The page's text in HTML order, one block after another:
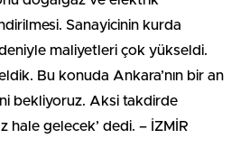
Sanayicinin kurda
maliyetleri çok yükseldi.
Bu konuda Ankara’nın bir an
bekliyoruz. Aksi takdirde
hale gelecek’ dedi. – İZMİR